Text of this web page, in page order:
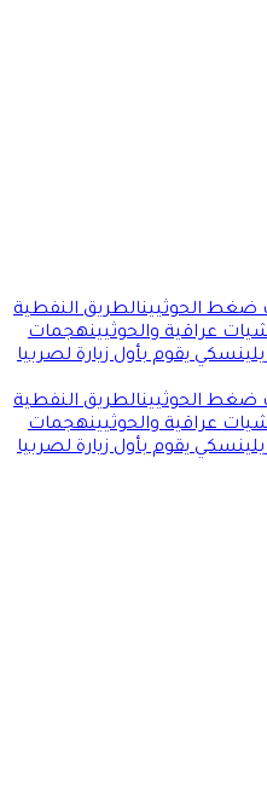
ضغط الحوثيينالطريق النفطية
عراقية والحوثيينهجمات
زيلينسكي يقوم بأول زيارة لصربيا
ضغط الحوثيينالطريق النفطية
عراقية والحوثيينهجمات
زيلينسكي يقوم بأول زيارة لصربيا